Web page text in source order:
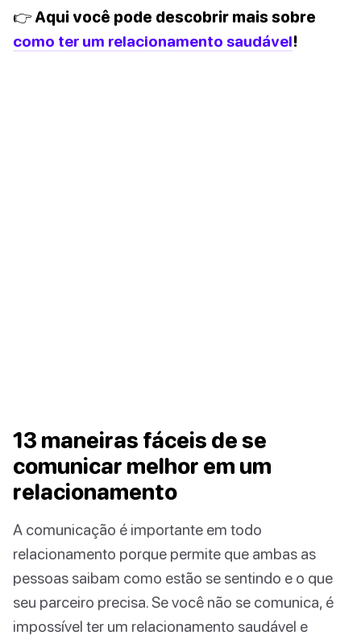
👉 Aqui você pode descobrir mais sobre
como ter um relacionamento saudável!
13 maneiras fáceis de se
comunicar melhor em um
relacionamento
A comunicação é importante em todo
relacionamento porque permite que ambas as
pessoas saibam como estão se sentindo e o que
seu parceiro precisa. Se você não se comunica, é
impossível ter um relacionamento saudável e